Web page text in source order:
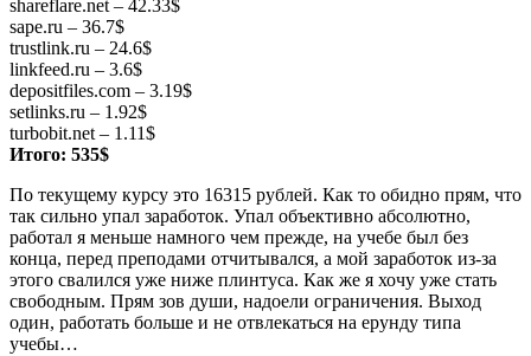
shareflare.net – 42.33$
sape.ru – 36.7$
trustlink.ru – 24.6$
linkfeed.ru – 3.6$
depositfiles.com – 3.19$
setlinks.ru – 1.92$
turbobit.net – 1.11$
Итого: 535$
По текущему курсу это 16315 рублей. Как то обидно прям, что
так сильно упал заработок. Упал объективно абсолютно,
работал я меньше намного чем прежде, на учебе был без
конца, перед преподами отчитывался, а мой заработок из-за
этого свалился уже ниже плинтуса. Как же я хочу уже стать
свободным. Прям зов души, надоели ограничения. Выход
один, работать больше и не отвлекаться на ерунду типа
учебы…